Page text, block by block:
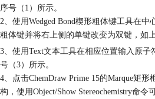
序号（1）所示。
2、使用Wedged Bond楔形粗体键工具在
粗体键并将右上侧的单键改变为双键，如
3、使用Text文本工具在相应位置输入原子
号（3）所示。
4、点击ChemDraw Prime 15的Marque矩
构，使用Object/Show Stereochemistry命